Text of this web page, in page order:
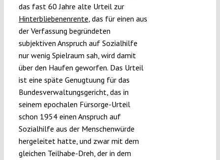
das fast 60 Jahre alte Urteil zur
Hinterbliebenenrente, das für einen aus
der Verfassung begründeten
subjektiven Anspruch auf Sozialhilfe
nur wenig Spielraum sah, wird damit
über den Haufen geworfen. Das Urteil
ist eine späte Genugtuung für das
Bundesverwaltungsgericht, das in
seinem epochalen Fürsorge-Urteil
schon 1954 einen Anspruch auf
Sozialhilfe aus der Menschenwürde
hergeleitet hatte, und zwar mit dem
gleichen Teilhabe-Dreh, der in dem